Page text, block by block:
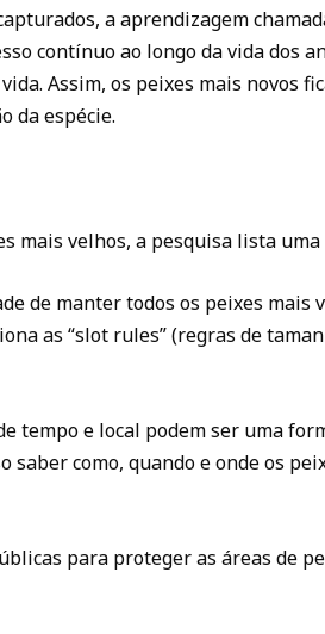
a aprendizagem
contínuo ao longo da vida dos
Assim, os peixes mais novos
da espécie.
mais velhos, a pesquisa lista
de manter todos os peixes mais
as “slot rules” (regras de
tempo e local podem ser uma
como, quando e onde os
para proteger as áreas de